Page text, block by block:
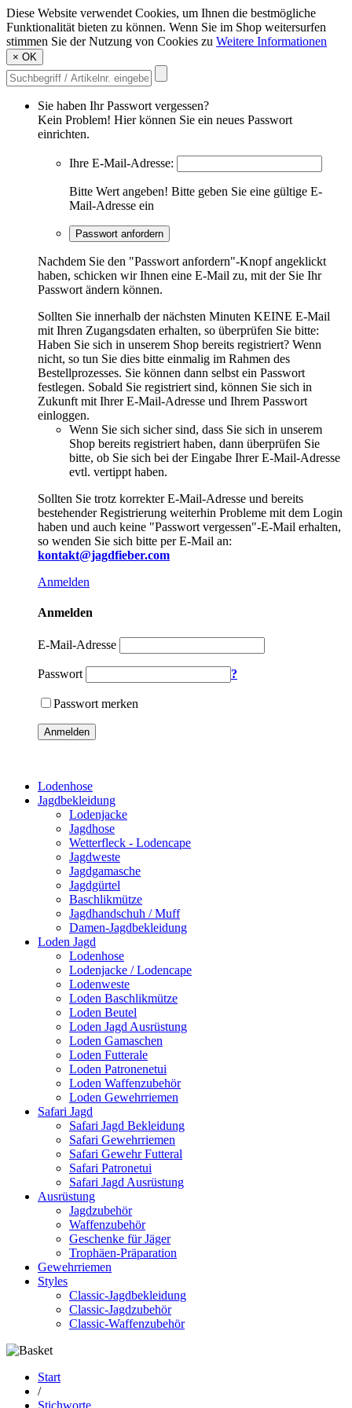
Diese Website verwendet Cookies, um Ihnen die bestmögliche
Funktionalität bieten zu können. Wenn Sie im Shop weitersurfen
stimmen Sie der Nutzung von Cookies zu Weitere Informationen
× OK
Sie haben Ihr Passwort vergessen?
Kein Problem! Hier können Sie ein neues Passwort
einrichten.
Ihre E-Mail-Adresse:
Bitte Wert angeben! Bitte geben Sie eine gültige E-
Mail-Adresse ein
Passwort anfordern
Nachdem Sie den "Passwort anfordern"-Knopf angeklickt
haben, schicken wir Ihnen eine E-Mail zu, mit der Sie Ihr
Passwort ändern können.
Sollten Sie innerhalb der nächsten Minuten KEINE E-Mail
mit Ihren Zugangsdaten erhalten, so überprüfen Sie bitte:
Haben Sie sich in unserem Shop bereits registriert? Wenn
nicht, so tun Sie dies bitte einmalig im Rahmen des
Bestellprozesses. Sie können dann selbst ein Passwort
festlegen. Sobald Sie registriert sind, können Sie sich in
Zukunft mit Ihrer E-Mail-Adresse und Ihrem Passwort
einloggen.
Wenn Sie sich sicher sind, dass Sie sich in unserem
Shop bereits registriert haben, dann überprüfen Sie
bitte, ob Sie sich bei der Eingabe Ihrer E-Mail-Adresse
evtl. vertippt haben.
Sollten Sie trotz korrekter E-Mail-Adresse und bereits
bestehender Registrierung weiterhin Probleme mit dem Login
haben und auch keine "Passwort vergessen"-E-Mail erhalten,
so wenden Sie sich bitte per E-Mail an:
kontakt@jagdfieber.com
Anmelden
Anmelden
E-Mail-Adresse
Passwort ?
Passwort merken
Anmelden
Lodenhose
Jagdbekleidung
Lodenjacke
Jagdhose
Wetterfleck - Lodencape
Jagdweste
Jagdgamasche
Jagdgürtel
Baschlikmütze
Jagdhandschuh / Muff
Damen-Jagdbekleidung
Loden Jagd
Lodenhose
Lodenjacke / Lodencape
Lodenweste
Loden Baschlikmütze
Loden Beutel
Loden Jagd Ausrüstung
Loden Gamaschen
Loden Futterale
Loden Patronenetui
Loden Waffenzubehör
Loden Gewehrriemen
Safari Jagd
Safari Jagd Bekleidung
Safari Gewehrriemen
Safari Gewehr Futteral
Safari Patronetui
Safari Jagd Ausrüstung
Ausrüstung
Jagdzubehör
Waffenzubehör
Geschenke für Jäger
Trophäen-Präparation
Gewehrriemen
Styles
Classic-Jagdbekleidung
Classic-Jagdzubehör
Classic-Waffenzubehör
Start
/
Stichworte